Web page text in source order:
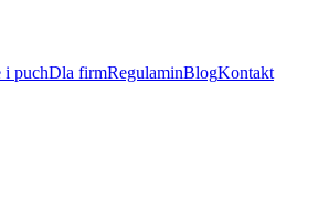
i puchDla firmRegulaminBlogKontakt